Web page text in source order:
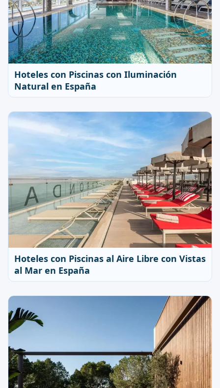
Hoteles con Piscinas con Iluminación
Natural en España
Hoteles con Piscinas al Aire Libre con Vistas
al Mar en España